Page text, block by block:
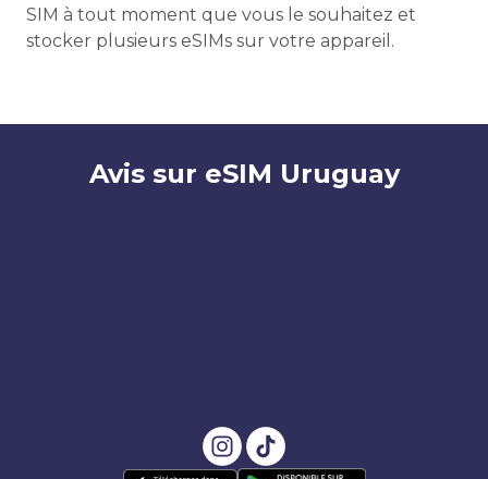
SIM à tout moment que vous le souhaitez et
stocker plusieurs eSIMs sur votre appareil.
Avis sur eSIM Uruguay